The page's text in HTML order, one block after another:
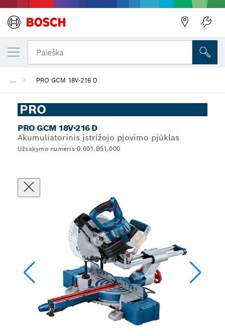
Paieška
... PRO GCM 18V-216 D
PRO
PRO GCM 18V-216 D
Akumuliatorinis įstrižojo pjovimo pjūklas
Užsakymo numeris 0.601.B51.000